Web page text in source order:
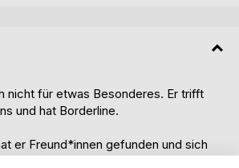
nicht für etwas Besonderes. Er trifft
und hat Borderline.
er Freund*innen gefunden und sich